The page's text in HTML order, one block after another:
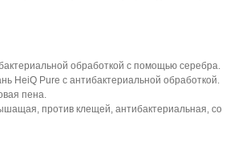
обработкой с помощью серебра.
HeiQ Pure с антибактериальной обработкой.
пена.
против клещей, антибактериальная, со